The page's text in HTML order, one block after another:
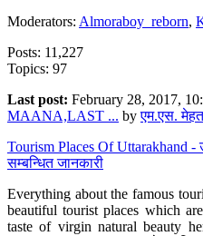
Moderators: Almoraboy_reborn,
Posts: 11,227
Topics: 97
Last post: February 28, 2017,
MAANA,LAST ... byएम.एस.
Tourism Places Of Uttarakhand -
सम्बन्धित जानकारी
Everything about the famous
beautiful tourist places which
taste of virgin natural beauty